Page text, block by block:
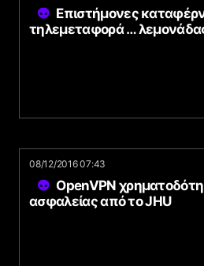
Επιστήμονες
τηλεμεταφορά …
08/12/2016 07:43
OpenVPN
ασφαλείας από το JHU